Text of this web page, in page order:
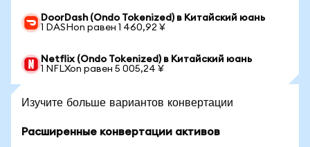
DoorDash (Ondo Tokenized) в Китайский юань
1 DASHon равен 1 460,92 ¥
Netflix (Ondo Tokenized) в Китайский юань
1 NFLXon равен 5 005,24 ¥
Изучите больше вариантов конвертации
Расширенные конвертации активов